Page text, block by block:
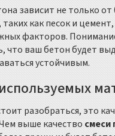
зависит не только
как песок и
факторов.
что ваш бетон будет
устойчивым.
разобраться, это
выше качество смеси